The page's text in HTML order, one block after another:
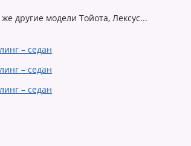
другие модели Тойота, Лексус...